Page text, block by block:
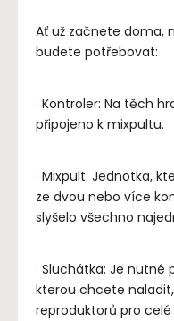
Ať už začnete doma,
budete potřebovat:
· Kontroler: Na těch
připojeno k mixpultu.
· Mixpult: Jednotka,
ze dvou nebo více
slyšelo všechno
· Sluchátka: Je nutné
kterou chcete
reproduktorů pro celé